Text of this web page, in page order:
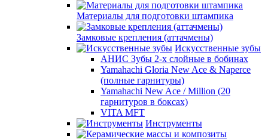
Материалы для подготовки штампика
Замковые крепления (аттачмены)
Искусственные зубы
АНИС Зубы 2-х слойные в бобинах
Yamahachi Gloria New Ace & Naperce
(полные гарнитуры)
Yamahachi New Ace / Million (20
гарнитуров в боксах)
VITA MFT
Инструменты